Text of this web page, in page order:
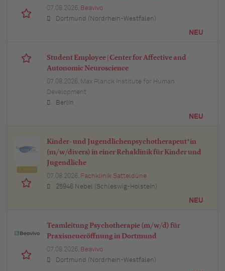
07.08.2026, Beavivo
Dortmund (Nordrhein-Westfalen)
NEU
Student Employee | Center for Affective and
Autonomic Neuroscience
07.08.2026, Max Planck Institute for Human
Development
Berlin
NEU
Kinder- und Jugendlichenpsychotherapeut*in
(m/w/divers) in einer Rehaklinik für Kinder und
Jugendliche
07.08.2026, Fachklinik Satteldüne
25946 Nebel (Schleswig-Holstein)
NEU
Teamleitung Psychotherapie (m/w/d) für
Praxisneueröffnung in Dortmund
07.08.2026, Beavivo
Dortmund (Nordrhein-Westfalen)